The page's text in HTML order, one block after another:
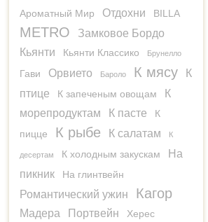
Ароматный Мир Отдохни BILLA
METRO
Замковое Бордо
Кьянти
Кьянти Классико Брунелло
Гави Орвието Бароло К мясу
К
птице
К запеченым овощам
К
морепродуктам
К пасте
К
пицце
К рыбе К салатам К
десертам К холодным закускам
На
пикник
На глинтвейн
Романтический ужин Кагор
Мадера Портвейн
Херес